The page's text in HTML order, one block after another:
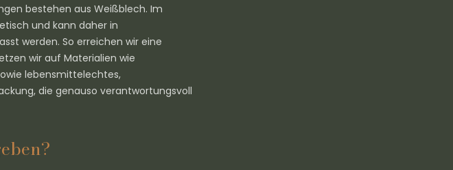
bestehen aus Weißblech. Im
und kann daher in
werden. So erreichen wir eine
wir auf Materialien wie
lebensmittelechtes,
die genauso verantwortungsvoll